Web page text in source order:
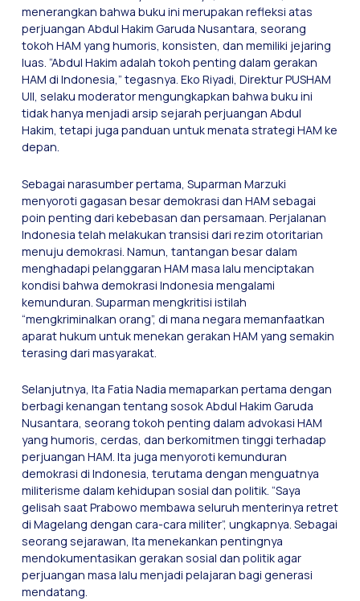
menerangkan bahwa buku ini merupakan refleksi atas
perjuangan Abdul Hakim Garuda Nusantara, seorang
tokoh HAM yang humoris, konsisten, dan memiliki jejaring
luas. “Abdul Hakim adalah tokoh penting dalam gerakan
HAM di Indonesia,” tegasnya. Eko Riyadi, Direktur PUSHAM
UII, selaku moderator mengungkapkan bahwa buku ini
tidak hanya menjadi arsip sejarah perjuangan Abdul
Hakim, tetapi juga panduan untuk menata strategi HAM ke
depan.
Sebagai narasumber pertama, Suparman Marzuki
menyoroti gagasan besar demokrasi dan HAM sebagai
poin penting dari kebebasan dan persamaan. Perjalanan
Indonesia telah melakukan transisi dari rezim otoritarian
menuju demokrasi. Namun, tantangan besar dalam
menghadapi pelanggaran HAM masa lalu menciptakan
kondisi bahwa demokrasi Indonesia mengalami
kemunduran. Suparman mengkritisi istilah
“mengkriminalkan orang”, di mana negara memanfaatkan
aparat hukum untuk menekan gerakan HAM yang semakin
terasing dari masyarakat.
Selanjutnya, Ita Fatia Nadia memaparkan pertama dengan
berbagi kenangan tentang sosok Abdul Hakim Garuda
Nusantara, seorang tokoh penting dalam advokasi HAM
yang humoris, cerdas, dan berkomitmen tinggi terhadap
perjuangan HAM. Ita juga menyoroti kemunduran
demokrasi di Indonesia, terutama dengan menguatnya
militerisme dalam kehidupan sosial dan politik. “Saya
gelisah saat Prabowo membawa seluruh menterinya retret
di Magelang dengan cara-cara militer”, ungkapnya. Sebagai
seorang sejarawan, Ita menekankan pentingnya
mendokumentasikan gerakan sosial dan politik agar
perjuangan masa lalu menjadi pelajaran bagi generasi
mendatang.